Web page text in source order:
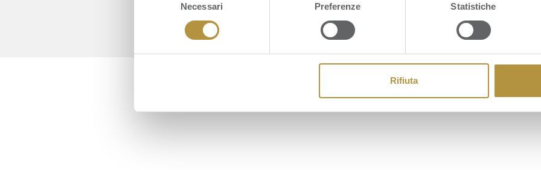
Necessari Preferenze Statistiche
Rifiuta